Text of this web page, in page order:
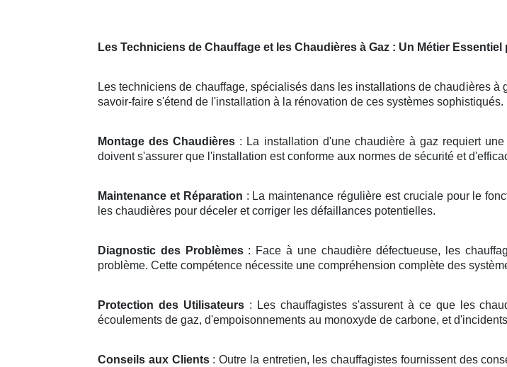
Les Techniciens de Chauffage et les Chaudières à Gaz : Un Métier
Les techniciens de chauffage, spécialisés dans les installations de chaudières
savoir-faire s'étend de l'installation à la rénovation de ces systèmes sophistiqués.
Montage des Chaudières : La installation d'une chaudière à gaz requiert
doivent s'assurer que l'installation est conforme aux normes de sécurité et
Maintenance et Réparation : La maintenance régulière est cruciale pour le
les chaudières pour déceler et corriger les défaillances potentielles.
Diagnostic des Problèmes: Face à une chaudière défectueuse, les
problème. Cette compétence nécessite une compréhension complète des
Protection des Utilisateurs: Les chauffagistes s'assurent à ce que les
écoulements de gaz, d'empoisonnements au monoxyde de carbone, et
Conseils aux Clients: Outre la entretien, les chauffagistes fournissent des